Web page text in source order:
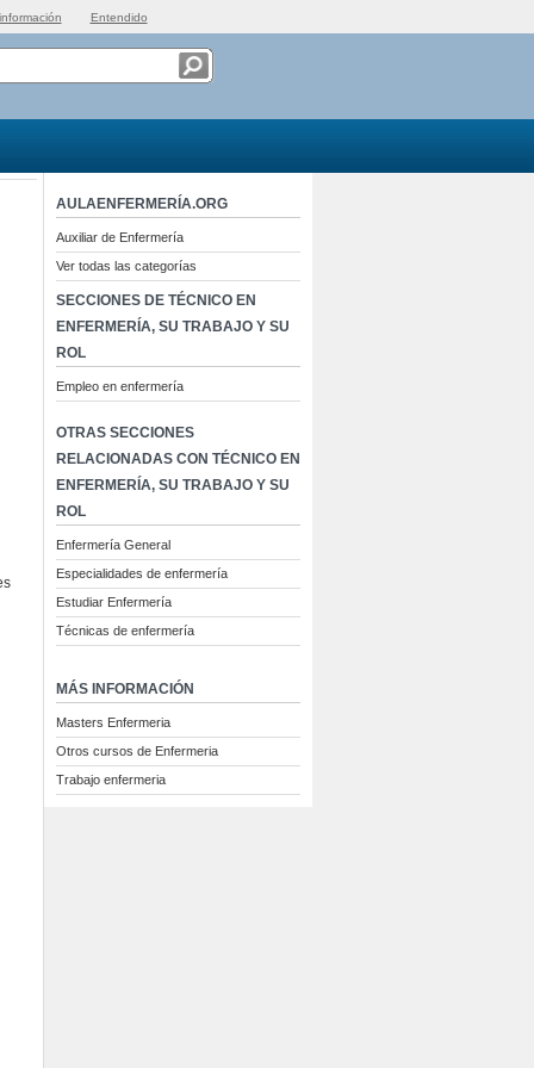
AULAENFERMERÍA.ORG
Auxiliar de Enfermería
Ver todas las categorías
SECCIONES DE TÉCNICO EN
ENFERMERÍA, SU TRABAJO Y SU
ROL
Empleo en enfermería
OTRAS SECCIONES
RELACIONADAS CON TÉCNICO EN
ENFERMERÍA, SU TRABAJO Y SU
ROL
Enfermería General
Especialidades de enfermería
Estudiar Enfermería
Técnicas de enfermería
MÁS INFORMACIÓN
Masters Enfermeria
Otros cursos de Enfermeria
Trabajo enfermeria
Entendido